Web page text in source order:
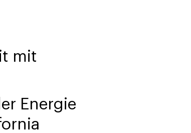
mit
Energie